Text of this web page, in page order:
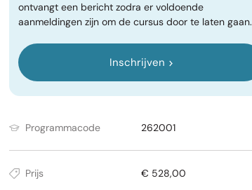
ontvangt een bericht zodra er voldoende
aanmeldingen zijn om de cursus door te laten gaan.
Inschrijven
Programmacode 262001
Prijs € 528,00